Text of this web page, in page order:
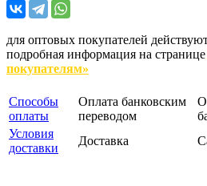
для оптовых покупателей
подробная информация на странице
покупателям»
Способы
оплаты
Оплата банковским
переводом
Условия
доставки
Доставка